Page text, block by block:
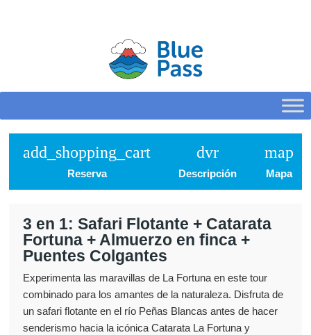
add_shopping_cart
Reserva
dvr
Descripción
map
Mapa
3 en 1: Safari Flotante + Catarata
Fortuna + Almuerzo en finca +
Puentes Colgantes
Experimenta las maravillas de La Fortuna en este tour
combinado para los amantes de la naturaleza. Disfruta de
un safari flotante en el río Peñas Blancas antes de hacer
senderismo hacia la icónica Catarata La Fortuna y